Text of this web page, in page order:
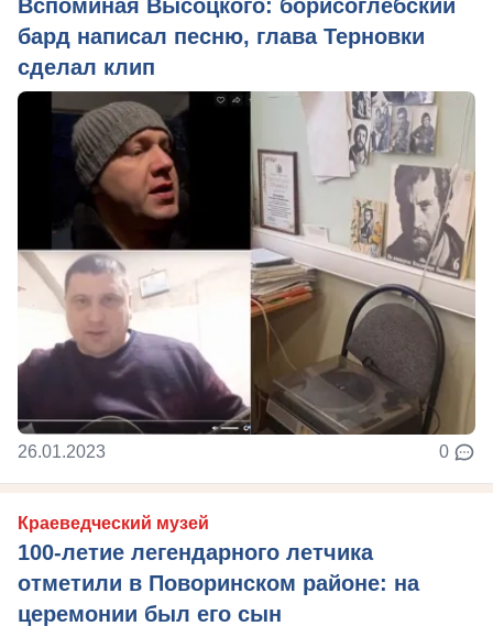
Вспоминая Высоцкого: борисоглебский
бард написал песню, глава Терновки
сделал клип
26.01.2023 0
Краеведческий музей
100-летие легендарного летчика
отметили в Поворинском районе: на
церемонии был его сын